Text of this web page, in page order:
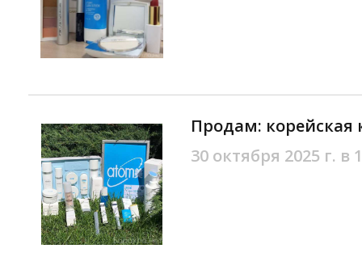
Продам: корейская
30 октября 2025 г. в